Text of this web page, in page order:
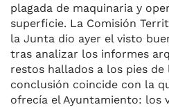
plagada de maquinaria y
superficie. La Comisión
la Junta dio ayer el visto
tras analizar los informes
restos hallados a los pies de
conclusión coincide con la
ofrecía el Ayuntamiento: los